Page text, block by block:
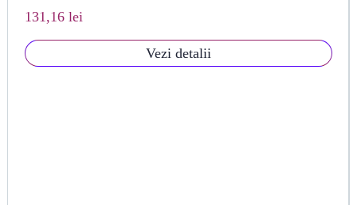
131,16 lei
Vezi detalii